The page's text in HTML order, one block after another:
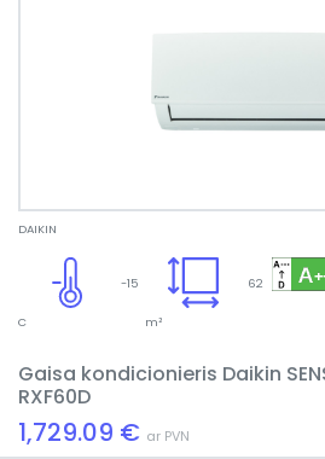
DAIKIN
62
m²
-15
C
Gaisa kondicionieris Daikin
RXF60D
1,729.09 € ar PVN